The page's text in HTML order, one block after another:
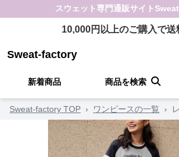
スウェット専門通販サイト
10,000円以上のご購入で送
Sweat-factory
新着商品 商品を検索
Sweat-factory TOP › ワンピースの一覧 ›